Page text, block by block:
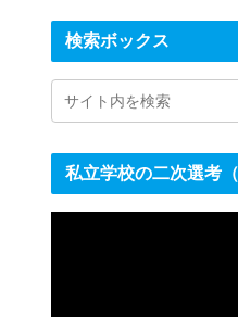
検索ボックス
私立学校の二次選考